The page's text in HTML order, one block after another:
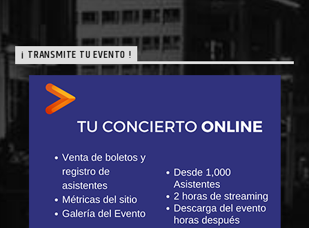
¡ TRANSMITE TU EVENTO !